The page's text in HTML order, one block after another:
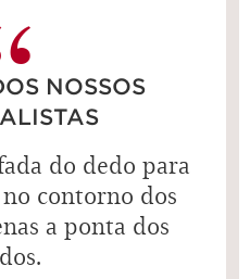
NOSSOS
do dedo para
contorno dos
a ponta dos